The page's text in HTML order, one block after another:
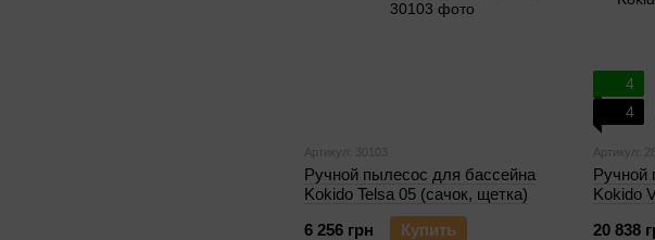
Артикул: 30103
Ручной пылесос для бассейна
Kokido Telsa 05 (сачок, щетка)
6 256 грн
Купить
4
4
Артикул:
Ручной
Kokido
20 838